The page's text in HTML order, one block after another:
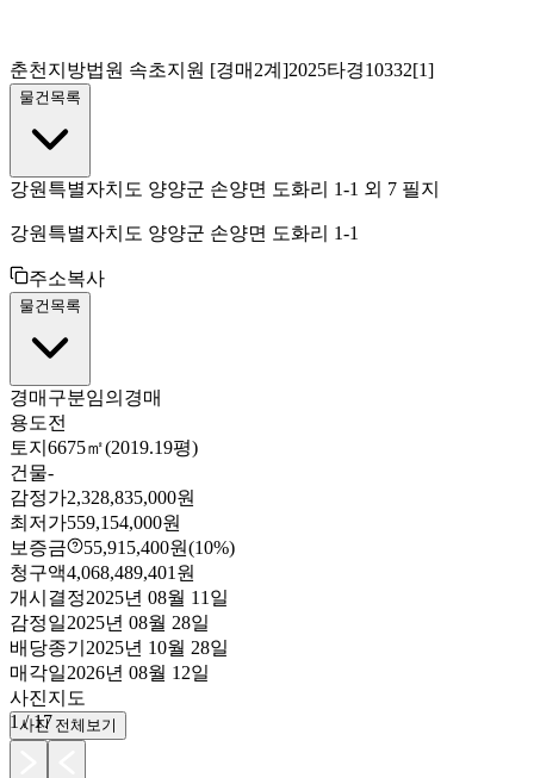
춘천지방법원 속초지원 [경매2계]2025타경10332[1]
물건목록
강원특별자치도 양양군 손양면 도화리 1-1 외 7 필지
강원특별자치도 양양군 손양면 도화리 1-1
주소복사
물건목록
경매구분임의경매
용도전
토지 6675㎡(2019.19평)
건물-
감정가2,328,835,000원
최저가559,154,000원
보증금
55,915,400원(10%)
청구액4,068,489,401원
개시결정2025년 08월 11일
감정일2025년 08월 28일
배당종기 2025년 10월 28일
매각일2026년 08월 12일
사진지도
1 /17
사진 전체보기